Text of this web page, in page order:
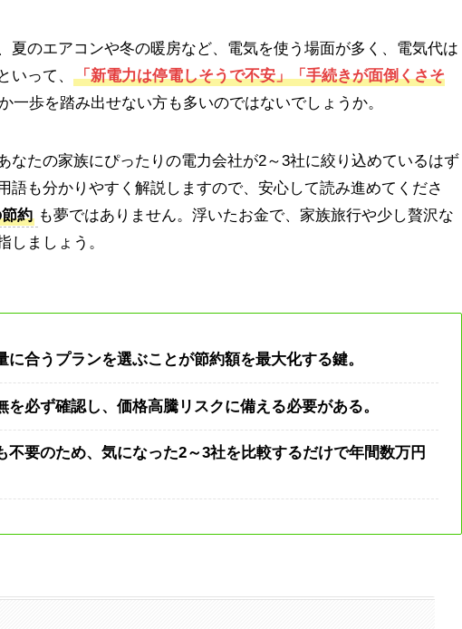
夏のエアコンや冬の暖房など、電気を使う場面が多く、電気代は
いって、
「新電力は停電しそうで不安」「手続きが面倒くさそ
一歩を踏み出せない方も多いのではないでしょうか。
なたの家族にぴったりの電力会社が2～3社に絞り込めているはず
語も分かりやすく解説しますので、安心して読み進めてくださ
約 も夢ではありません。浮いたお金で、家族旅行や少し贅沢な
しましょう。
に合うプランを選ぶことが節約額を最大化する鍵。
必ず確認し、価格高騰リスクに備える必要がある。
不要のため、気になった2～3社を比較するだけで年間数万円